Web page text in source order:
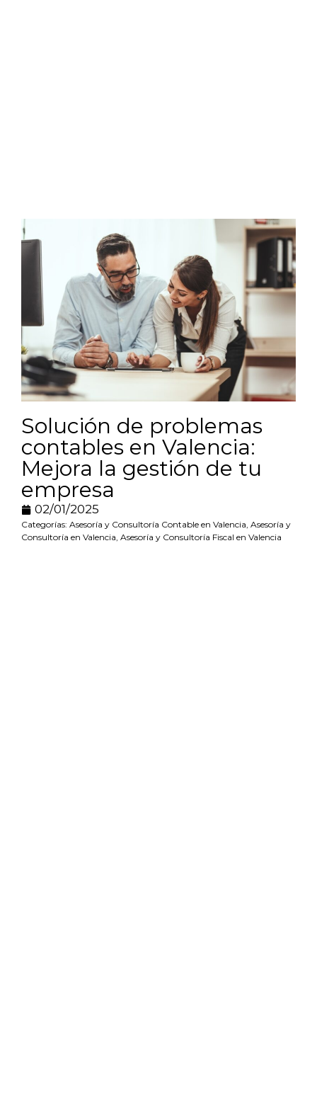
Solución de problemas
contables en Valencia:
Mejora la gestión de tu
empresa
02/01/2025
Categorías: Asesoría y Consultoría Contable en Valencia, Asesoría y
Consultoría en Valencia, Asesoría y Consultoría Fiscal en Valencia